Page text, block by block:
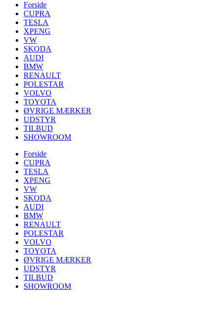
Forside
CUPRA
TESLA
XPENG
VW
SKODA
AUDI
BMW
RENAULT
POLESTAR
VOLVO
TOYOTA
ØVRIGE MÆRKER
UDSTYR
TILBUD
SHOWROOM
Forside
CUPRA
TESLA
XPENG
VW
SKODA
AUDI
BMW
RENAULT
POLESTAR
VOLVO
TOYOTA
ØVRIGE MÆRKER
UDSTYR
TILBUD
SHOWROOM